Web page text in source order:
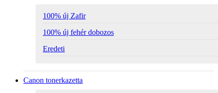
100% új Zafir
100% új fehér dobozos
Eredeti
Canon tonerkazetta